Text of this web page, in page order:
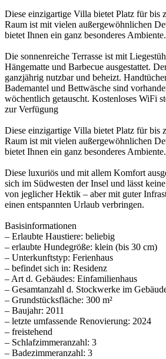
Diese einzigartige Villa bietet Platz für bis
Raum ist mit vielen außergewöhnlichen
bietet Ihnen ein ganz besonderes Ambiente.
Die sonnenreiche Terrasse ist mit
Hängematte und Barbecue ausgestattet.
ganzjährig nutzbar und beheizt.
Bademantel und Bettwäsche sind
wöchentlich getauscht. Kostenloses WiFi
zur Verfügung
Diese einzigartige Villa bietet Platz für bis
Raum ist mit vielen außergewöhnlichen
bietet Ihnen ein ganz besonderes Ambiente.
Diese luxuriös und mit allem Komfort
sich im Südwesten der Insel und lässt
von jeglicher Hektik – aber mit guter
einen entspannten Urlaub verbringen.
Basisinformationen
– Erlaubte Haustiere: beliebig
– erlaubte Hundegröße: klein (bis 30 cm)
– Unterkunftstyp: Ferienhaus
– befindet sich in: Residenz
– Art d. Gebäudes: Einfamilienhaus
– Gesamtanzahl d. Stockwerke im
– Grundstücksfläche: 300 m²
– Baujahr: 2011
– letzte umfassende Renovierung: 2024
– freistehend
– Schlafzimmeranzahl: 3
– Badezimmeranzahl: 3